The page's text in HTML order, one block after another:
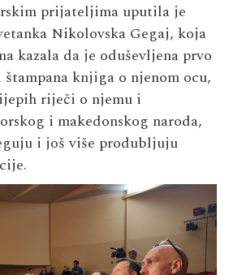
prijateljima uputila je
Nikolovska Gegaj, koja
kazala da je oduševljena prvo
knjiga o njenom ocu,
riječi o njemu i
i makedonskog naroda,
i još više produbljuju